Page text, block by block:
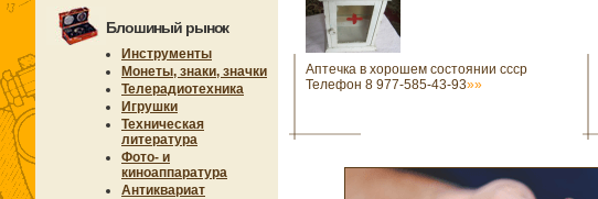
Блошиный рынок
Инструменты
Монеты, знаки, значки
Телерадиотехника
Игрушки
Техническая
литература
Фото- и
киноаппаратура
Антиквариат
Аптечка в хорошем состоянии ссср
Телефон 8 977-585-43-93»»